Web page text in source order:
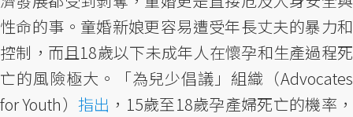
性命的事。童婚新娘更容易遭受年長丈夫的暴力和
控制，而且18歲以下未成年人在懷孕和生產過程死
亡的風險極大。「為兒少倡議」組織（Advocates
for Youth） 指出 ，15歲至18歲孕產婦死亡的機率，